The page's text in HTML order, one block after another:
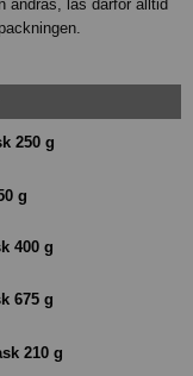
ändras, läs därför alltid
250 g
g
400 g
675 g
210 g